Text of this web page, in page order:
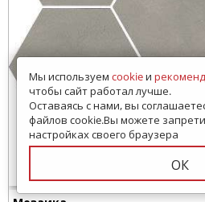
Мы используем cookieи
чтобы сайт работал лучше.
Оставаясь с нами, вы
файлов cookie.Вы можете
настройках своего браузера
ОК